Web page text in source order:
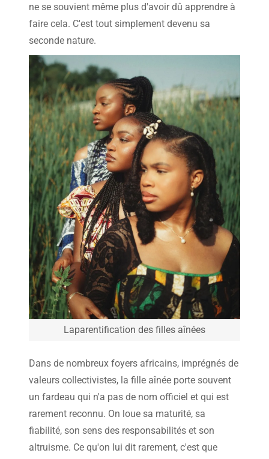
ne se souvient même plus d'avoir dû apprendre à
faire cela. C'est tout simplement devenu sa
seconde nature.
Laparentification des filles aînées
Dans de nombreux foyers africains, imprégnés de
valeurs collectivistes, la fille aînée porte souvent
un fardeau qui n'a pas de nom officiel et qui est
rarement reconnu. On loue sa maturité, sa
fiabilité, son sens des responsabilités et son
altruisme. Ce qu'on lui dit rarement, c'est que